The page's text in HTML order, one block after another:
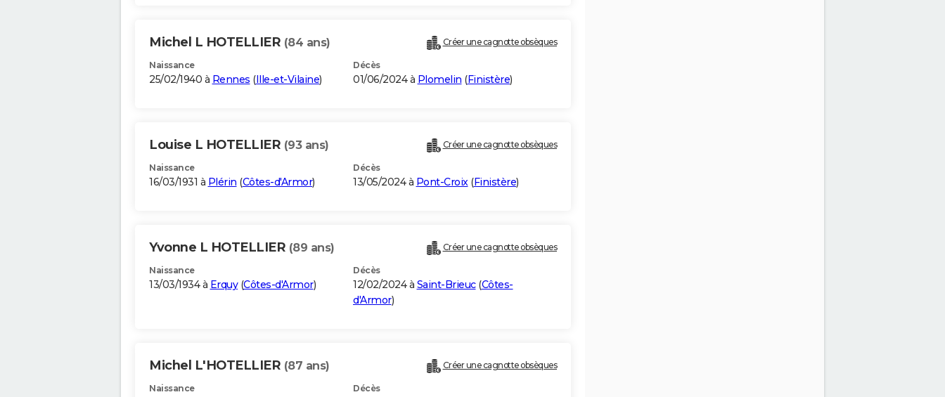
Michel L HOTELLIER (84 ans) Créer une cagnotte obsèques
Naissance
25/02/1940 à Rennes (Ille-et-Vilaine)
Décès
01/06/2024 à Plomelin (Finistère)
Louise L HOTELLIER (93 ans) Créer une cagnotte obsèques
Naissance
16/03/1931 à Plérin (Côtes-d'Armor)
Décès
13/05/2024 à Pont-Croix(Finistère)
Yvonne L HOTELLIER (89 ans) Créer une cagnotte obsèques
Naissance
13/03/1934 à Erquy(Côtes-d'Armor)
Décès
12/02/2024 à Saint-Brieuc(Côtes-
d'Armor)
Michel L'HOTELLIER (87 ans) Créer une cagnotte obsèques
Naissance Décès